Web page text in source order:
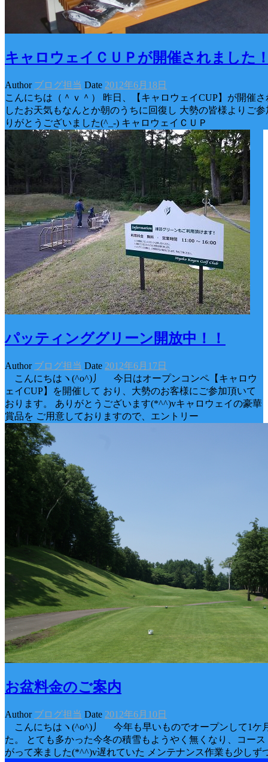
キャロウェイＣＵＰが開催されました
Author ブログ担当 Date 2012年6月18日
こんにちは（＾ｖ＾） 昨日、【キャロウェイCUP】が開催
したお天気もなんとか朝のうちに回復し 大勢の皆様よりご
りがとうございました(^_-) キャロウェイＣＵＰ
パッティンググリーン開放中！！
Author ブログ担当 Date 2012年6月17日
こんにちはヽ(^o^)丿 今日はオープンコンペ【キャロウ
ェイCUP】を開催して おり、大勢のお客様にご参加頂いて
おります。 ありがとうございます(*^^)vキャロウェイの豪華
賞品を ご用意しておりますので、エントリー
お盆料金のご案内
Author ブログ担当 Date 2012年6月10日
こんにちはヽ(^o^)丿 今年も早いものでオープンして1ケ
た。 とても多かった今冬の積雪もようやく無くなり、コー
がって来ました(*^^)v遅れていた メンテナンス作業も少しず